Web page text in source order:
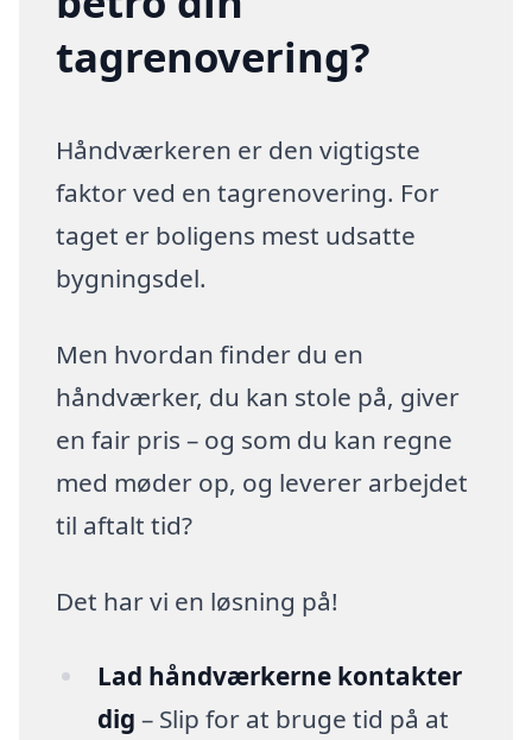
tagrenovering?
Håndværkeren er den vigtigste
faktor ved en tagrenovering. For
taget er boligens mest udsatte
bygningsdel.
Men hvordan finder du en
håndværker, du kan stole på, giver
en fair pris – og som du kan regne
med møder op, og leverer arbejdet
til aftalt tid?
Det har vi en løsning på!
Lad håndværkerne kontakter
dig – Slip for at bruge tid på at